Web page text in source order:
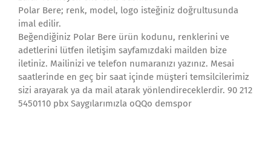
Polar Bere; renk, model, logo isteğiniz doğrultusunda
imal edilir.
Beğendiğiniz Polar Bere ürün kodunu, renklerini ve
adetlerini lütfen iletişim sayfamızdaki mailden bize
iletiniz. Mailinizi ve telefon numaranızı yazınız. Mesai
saatlerinde en geç bir saat içinde müşteri temsilcilerimiz
sizi arayarak ya da mail atarak yönlendireceklerdir. 90 212
5450110 pbx Saygılarımızla oQQo demspor